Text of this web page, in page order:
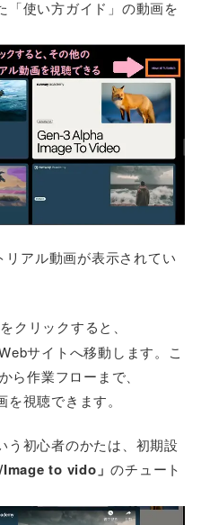
「使い方ガイド」の動画を
アル動画が表示されてい
をクリックすると、
サイトへ移動します。こ
ら作業フローまで、
視聴できます。
う初心者のかたは、初期設
Image to vido」のチュート